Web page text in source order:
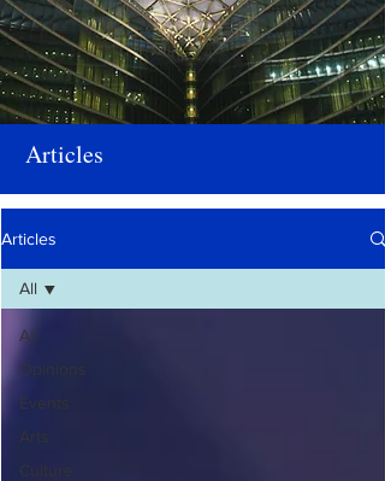
Articles
Articles
All
Opinions
Events
Arts
Culture
All